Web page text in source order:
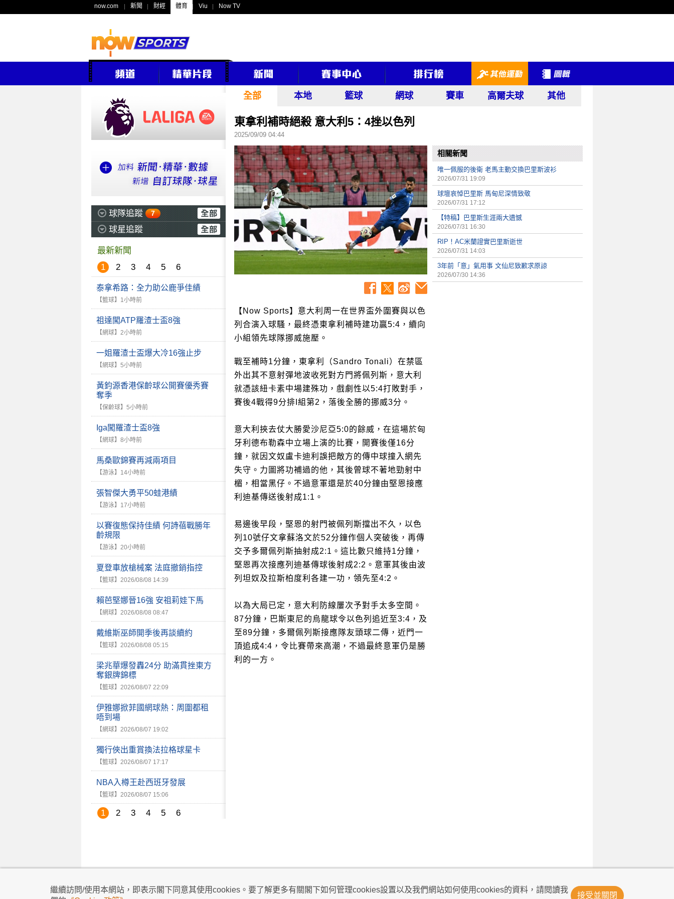
now.com 新聞 財經 體育 Viu Now TV
球隊追蹤 7
球星追蹤
最新新聞
1
2 3 4 5 6
泰拿希路：全力助公鹿爭佳績
【籃球】 1小時前
祖達闖ATP羅渣士盃8強
【網球】 2小時前
一姐羅渣士盃爆大冷16強止步
【網球】 5小時前
黃鈞源香港保齡球公開賽優秀賽
奪季
【保齡球】 5小時前
Iga闖羅渣士盃8強
【網球】 8小時前
馬桑歐錦賽再減兩項目
【游泳】 14小時前
張智傑大勇平50蛙港績
【游泳】 17小時前
以賽復態保持佳績 何詩蓓戰勝年
齡規限
【游泳】 20小時前
夏登車放槍械案 法庭撤銷指控
【籃球】 2026/08/08 14:39
賴芭堅娜晉16強 安祖莉娃下馬
【網球】 2026/08/08 08:47
戴維斯巫師開季後再談續約
【籃球】 2026/08/08 05:15
梁兆華爆發轟24分 助滿貫挫東方
奪銀牌錦標
【籃球】 2026/08/07 22:09
伊雅娜掀菲國網球熱：周圍都租
唔到場
【網球】 2026/08/07 19:02
獨行俠出重賞換法拉格球星卡
【籃球】 2026/08/07 17:17
NBA入樽王赴西班牙發展
【籃球】 2026/08/07 15:06
1 2 3 4 5 6
全部 本地 籃球 網球 賽車 高爾夫球 其他
東拿利補時絕殺 意大利5：4挫以色列
2025/09/09 04:44
【Now Sports】意大利周一在世界盃外圍賽與以色
列合演入球騷，最終憑東拿利補時建功贏5:4，續向
小組領先球隊挪威施壓。
戰至補時1分鐘，東拿利（Sandro Tonali）在禁區
外出其不意射彈地波收死對方門將佩列斯，意大利
就憑該紐卡素中場建殊功，戲劇性以5:4打敗對手，
賽後4戰得9分排I組第2，落後全勝的挪威3分。
意大利挾去仗大勝愛沙尼亞5:0的餘威，在這場於匈
牙利德布勒森中立場上演的比賽，開賽後僅16分
鐘，就因文奴盧卡迪利誤把敵方的傳中球撞入網先
失守。力圖將功補過的他，其後曾球不著地勁射中
楣，相當黑仔。不過意軍還是於40分鐘由堅恩接應
利迪基傳送後射成1:1。
易邊後早段，堅恩的射門被佩列斯擋出不久，以色
列10號仔文拿蘇洛文於52分鐘作個人突破後，再傳
交予多爾佩列斯抽射成2:1。這比數只維持1分鐘，
堅恩再次接應列迪基傳球後射成2:2。意軍其後由波
列坦奴及拉斯柏度利各建一功，領先至4:2。
以為大局已定，意大利防線屢次予對手太多空間。
87分鐘，巴斯東尼的烏龍球令以色列追近至3:4，及
至89分鐘，多爾佩列斯接應隊友頭球二傳，近門一
頂追成4:4，令比賽帶來高潮，不過最終意軍仍是勝
利的一方。
相關新聞
唯一佩服的後衛 老馬主動交換巴里斯波衫
2026/07/31 19:09
球壇哀悼巴里斯 馬甸尼深情致敬
2026/07/31 17:12
【特稿】巴里斯生涯兩大遺憾
2026/07/31 16:30
RIP！AC米蘭證實巴里斯逝世
2026/07/31 14:03
3年前「意」氣用事 文仙尼致歉求原諒
2026/07/30 14:36
繼續訪問/使用本網站，即表示閣下同意其使用cookies。要了解更多有關閣下如何管理cookies設置以及我們網站如何使用cookies的資料，請閱讀我
接受並關閉
私隱政策 | 使用條款 免責及著作權聲明 © Now TV Limited 2011-2026 著作權所有